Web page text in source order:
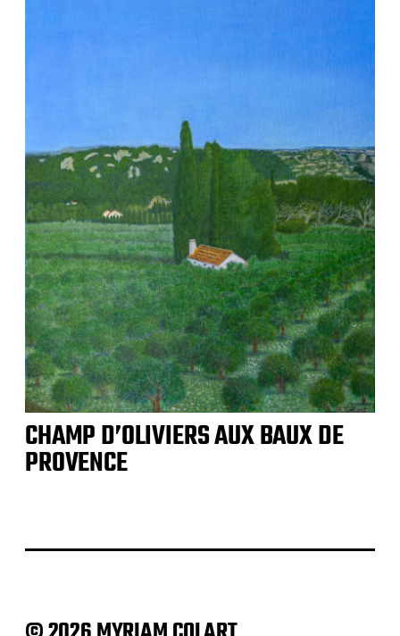
CHAMP D’OLIVIERS AUX BAUX DE
PROVENCE